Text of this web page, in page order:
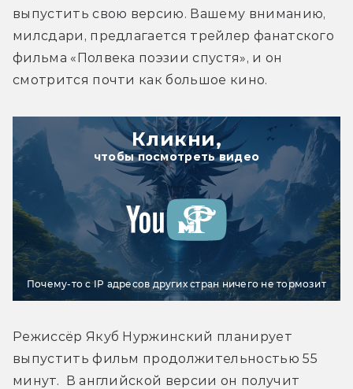
выпустить свою версию. Вашему вниманию,
милсдари, предлагается трейлер фанатского
фильма «Полвека поэзии спустя», и он
смотрится почти как большое кино.
Кликни,
чтобы посмотреть видео
Почему-то с IP адресов других стран ничего не тормозит
Режиссёр Якуб Нуржинский планирует
выпустить фильм продолжительностью 55
минут.  В английской версии он получит